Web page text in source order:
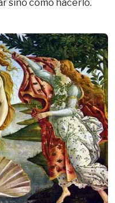
sino cómo hacerlo.